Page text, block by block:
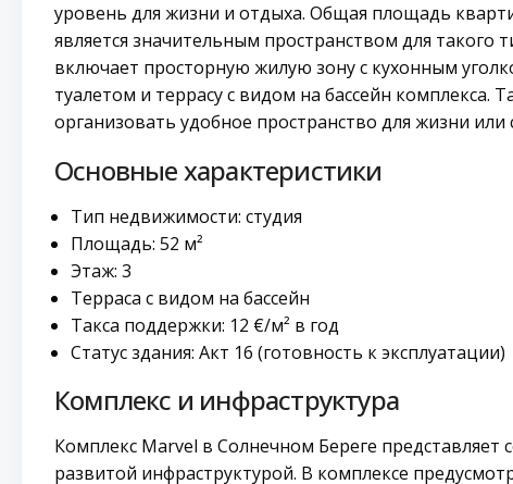
уровень для жизни и отдыха. Общая площадь
является значительным пространством для такого
включает просторную жилую зону с кухонным
туалетом и террасу с видом на бассейн комплекса.
организовать удобное пространство для жизни или
Основные характеристики
Тип недвижимости: студия
Площадь: 52 м²
Этаж: 3
Терраса с видом на бассейн
Такса поддержки: 12 €/м² в год
Статус здания: Акт 16 (готовность к эксплуатации)
Комплекс и инфраструктура
Комплекс Marvel в Солнечном Береге
развитой инфраструктурой. В комплексе